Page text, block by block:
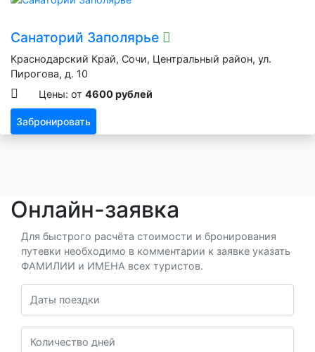
Санаторий Заполярье
Краснодарский Край, Сочи, Центральный район, ул.
Пирогова, д. 10
Цены: от 4600 рублей
Забронировать
Онлайн-заявка
Для быстрого расчёта стоимости и бронирования
путевки необходимо в комментарии к заявке указать
ФАМИЛИИ и ИМЕНА всех туристов.